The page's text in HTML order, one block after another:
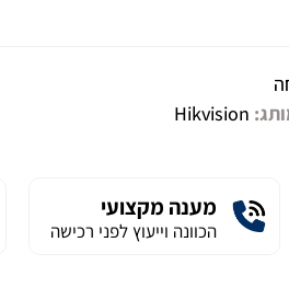
Hikvision
מענה מקצועי
הכוונה וייעוץ לפני רכישה